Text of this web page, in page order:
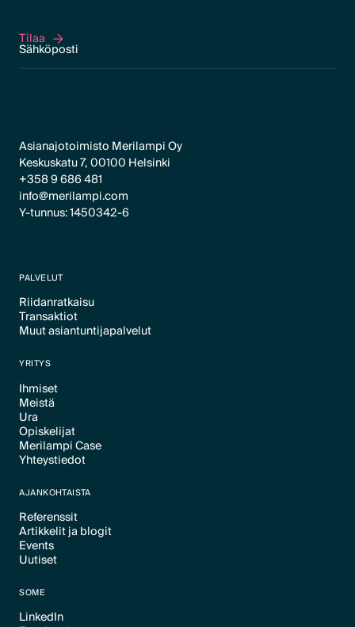
Tilaa
Tilaa
Asianajotoimisto Merilampi Oy
Keskuskatu 7, 00100 Helsinki
+358 9 686 481
info@merilampi.com
Y-tunnus: 1450342-6
PALVELUT
Riidanratkaisu
Text Link
Transaktiot
Text Link
Muut asiantuntijapalvelut
YRITYS
Ihmiset
Text Link
Meistä
Text Link
Ura
Text Link
Opiskelijat
Text Link
Merilampi Case
Text Link
Yhteystiedot
AJANKOHTAISTA
Referenssit
Text Link
Artikkelit ja blogit
Text Link
Events
Text Link
Uutiset
SOME
LinkedIn